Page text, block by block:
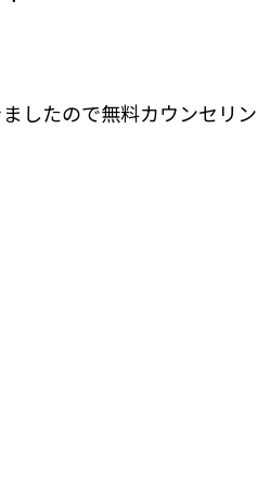
したので無料カウンセリン